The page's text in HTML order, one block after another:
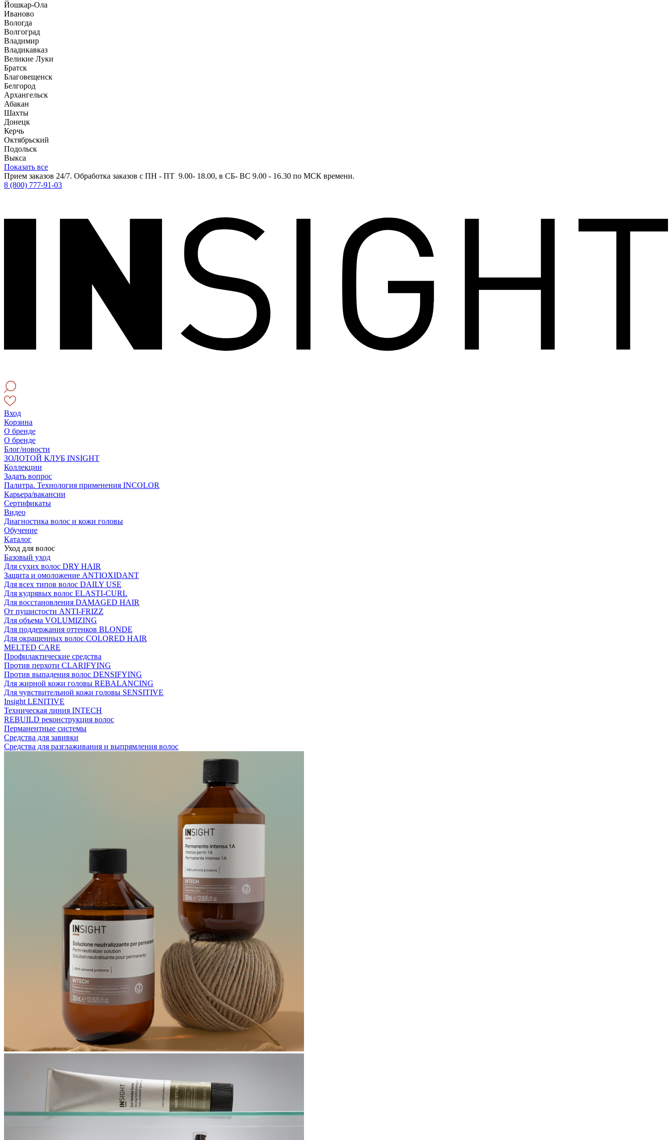
Йошкар-Ола
Иваново
Вологда
Волгоград
Владимир
Владикавказ
Великие Луки
Братск
Благовещенск
Белгород
Архангельск
Абакан
Шахты
Донецк
Керчь
Октябрьский
Подольск
Выкса
Показать все
Прием заказов 24/7. Обработка заказов с ПН - ПТ 9.00- 18.00, в СБ- ВС 9.00 - 16.30 по МСК времени.
8 (800) 777-91-03
Вход
Корзина
О бренде
О бренде
Блог/новости
ЗОЛОТОЙ КЛУБ INSIGHT
Коллекции
Задать вопрос
Палитра. Технология применения INCOLOR
Карьера/вакансии
Сертификаты
Видео
Диагностика волос и кожи головы
Обучение
Каталог
Уход для волос
Базовый уход
Для сухих волос DRY HAIR
Защита и омоложение ANTIOXIDANT
Для всех типов волос DAILY USE
Для кудрявых волос ELASTI-CURL
Для восстановления DAMAGED HAIR
От пушистости ANTI-FRIZZ
Для объема VOLUMIZING
Для поддержания оттенков BLONDE
Для окрашенных волос COLORED HAIR
MELTED CARE
Профилактические средства
Против перхоти CLARIFYING
Против выпадения волос DENSIFYING
Для жирной кожи головы REBALANCING
Для чувствительной кожи головы SENSITIVE
Insight LENITIVE
Техническая линия INTECH
REBUILD реконструкция волос
Перманентные системы
Средства для завивки
Средства для разглаживания и выпрямления волос